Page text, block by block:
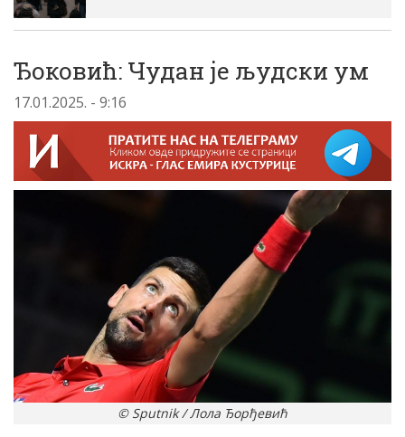
Ђоковић: Чудан је људски ум
17.01.2025. - 9:16
© Sputnik / Лола Ђорђевић